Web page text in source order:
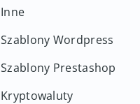
Inne
Szablony Wordpress
Szablony Prestashop
Kryptowaluty